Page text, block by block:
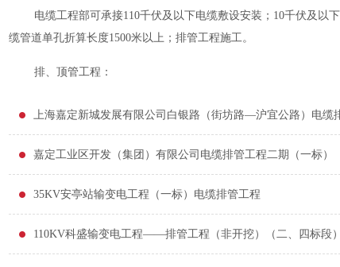
电缆工程部可承接110千伏及以下电缆敷设安装；10千伏及以
缆管道单孔折算长度1500米以上；排管工程施工。
排、顶管工程：
上海嘉定新城发展有限公司白银路（街坊路—沪宜公路）电缆
嘉定工业区开发（集团）有限公司电缆排管工程二期（一标）
35KV安亭站输变电工程（一标）电缆排管工程
110KV科盛输变电工程——排管工程（非开挖）（二、四标段）